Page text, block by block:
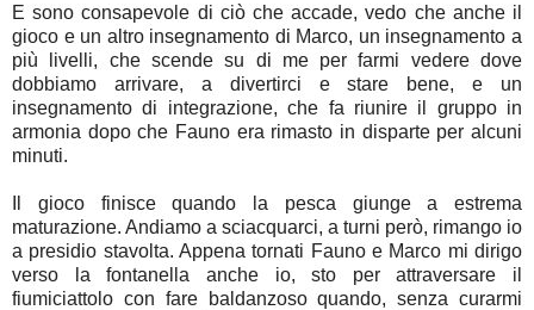
E sono consapevole di ciò che accade, vedo che anche il
gioco e un altro insegnamento di Marco, un insegnamento a
più livelli, che scende su di me per farmi vedere dove
dobbiamo arrivare, a divertirci e stare bene, e un
insegnamento di integrazione, che fa riunire il gruppo in
armonia dopo che Fauno era rimasto in disparte per alcuni
minuti.
Il gioco finisce quando la pesca giunge a estrema
maturazione. Andiamo a sciacquarci, a turni però, rimango io
a presidio stavolta. Appena tornati Fauno e Marco mi dirigo
verso la fontanella anche io, sto per attraversare il
fiumiciattolo con fare baldanzoso quando, senza curarmi